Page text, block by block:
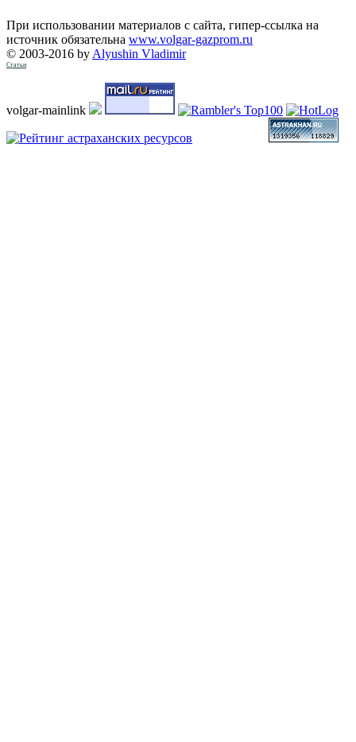
При использовании материалов с сайта, гипер-ссылка на
источник обязательна www.volgar-gazprom.ru
© 2003-2016 by Alyushin Vladimir
Статьи
volgar-mainlink